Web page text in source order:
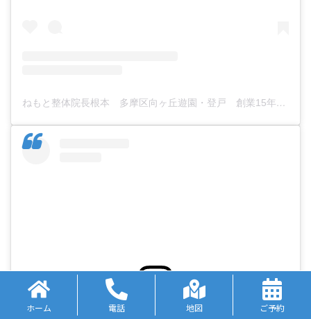
ねもと整体院長根本 多摩区向ヶ丘遊園・登戸 創業15年有限会社ディーエスシーエス代表取締役(@nemotoseitai777)がシェアした投稿
ホーム 電話 地図 ご予約